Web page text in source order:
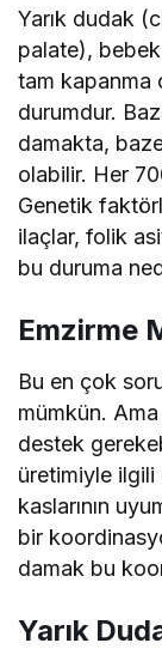
Yarık dudak
palate),
tam kapanma
durumdur.
damakta,
olabilir. Her
Genetik
ilaçlar, folik
bu duruma
Emzirme
Bu en çok
mümkün.
destek
üretimiyle
kaslarının
bir
damak bu
Yarık